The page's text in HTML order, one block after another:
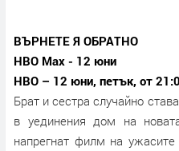
ВЪРНЕТЕ Я ОБРАТНО
HBO Max - 12 юни
HBO – 12 юни, петък, от
Брат и сестра случайно
в уединения дом на
напрегнат филм на